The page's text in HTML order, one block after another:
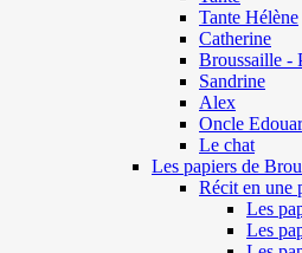
Tante Hélène
Catherine
Broussaille -
Sandrine
Alex
Oncle
Le chat
Les papiers de
Récit en une
Les
Les